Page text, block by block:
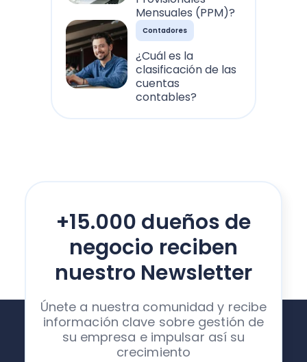
Mensuales (PPM)?
Contadores
¿Cuál es la
clasificación de las
cuentas
contables?
+15.000 dueños de
negocio reciben
nuestro Newsletter
Únete a nuestra comunidad y recibe
información clave sobre gestión de
su empresa e impulsar así su
crecimiento